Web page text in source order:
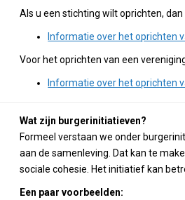
Als u een stichting wilt oprichten,
Informatie over het oprichten
Voor het oprichten van een
Informatie over het oprichten
Wat zijn burgerinitiatieven?
Formeel verstaan we onder
aan de samenleving. Dat kan te
sociale cohesie. Het initiatief kan
Een paar voorbeelden: